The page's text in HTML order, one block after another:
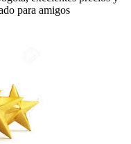
para amigos